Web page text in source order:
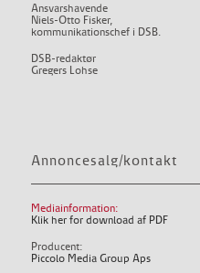
Ansvarshavende
Niels-Otto Fisker,
kommunikationschef i DSB.
DSB-redaktør
Gregers Lohse
Annoncesalg/kontakt
Mediainformation:
Klik her for download af PDF
Producent:
Piccolo Media Group Aps